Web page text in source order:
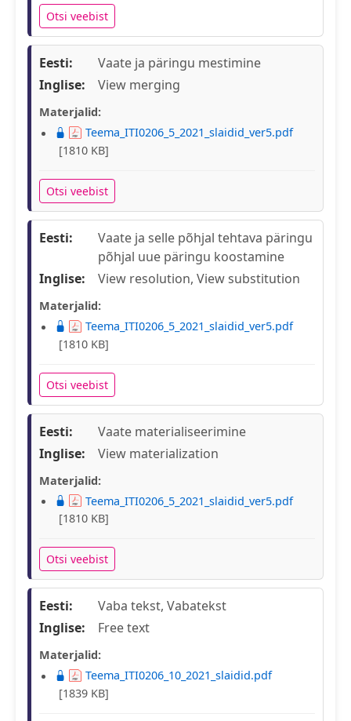
Otsi veebist
Eesti:
Vaate ja päringu mestimine
Inglise:
View merging
Materjalid:
Teema_ITI0206_5_2021_slaidid_ver5.pdf
[1810 KB]
Otsi veebist
Eesti:
Vaate ja selle põhjal tehtava päringu
põhjal uue päringu koostamine
Inglise:
View resolution, View substitution
Materjalid:
Teema_ITI0206_5_2021_slaidid_ver5.pdf
[1810 KB]
Otsi veebist
Eesti:
Vaate materialiseerimine
Inglise:
View materialization
Materjalid:
Teema_ITI0206_5_2021_slaidid_ver5.pdf
[1810 KB]
Otsi veebist
Eesti:
Vaba tekst, Vabatekst
Inglise:
Free text
Materjalid:
Teema_ITI0206_10_2021_slaidid.pdf
[1839 KB]